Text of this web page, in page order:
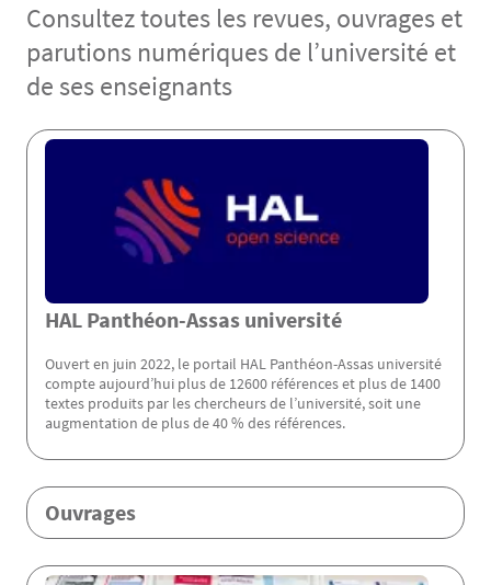
Consultez toutes les revues, ouvrages et
parutions numériques de l’université et
de ses enseignants
Menu Assas
HAL Panthéon-Assas université
Ouvert en juin 2022, le portail HAL Panthéon-Assas université
compte aujourd’hui plus de 12600 références et plus de 1400
textes produits par les chercheurs de l’université, soit une
augmentation de plus de 40 % des références.
Ouvrages